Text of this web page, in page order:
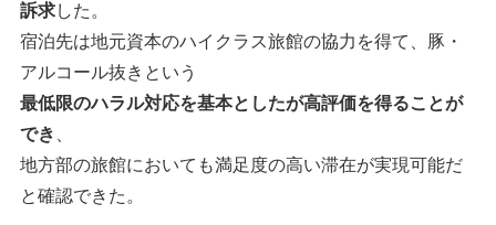
訴求した。
宿泊先は地元資本のハイクラス旅館の協力を得て、豚・
アルコール抜きという
最低限のハラル対応を基本としたが高評価を得ることが
でき
地方部の旅館においても満足度の高い滞在が実現可能だ
と確認できた。